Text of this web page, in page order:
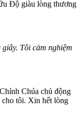
Độ giàu lòng thương
Tôi cảm nghiệm
Chúa chủ động
cho tôi. Xin hết lòng